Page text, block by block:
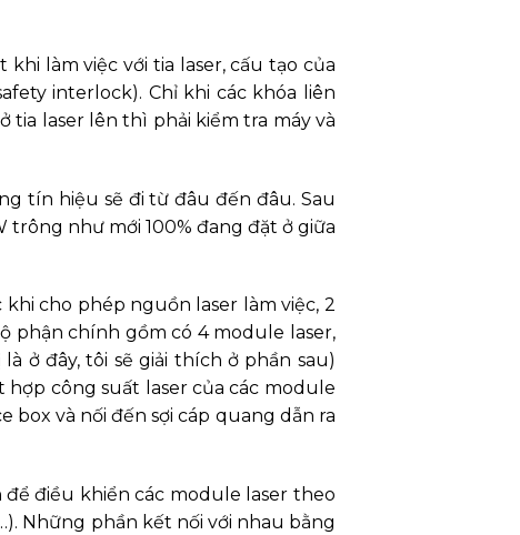
làm việc với tia laser, cấu tạo của
interlock). Chỉ khi các khóa liên
laser lên thì phải kiểm tra máy và
tín hiệu sẽ đi từ đâu đến đâu. Sau
như mới 100% đang đặt ở giữa
cho phép nguồn laser làm việc, 2
phận chính gồm có 4 module laser,
ở đây, tôi sẽ giải thích ở phần sau)
hợp công suất laser của các module
box và nối đến sợi cáp quang dẫn ra
điều khiển các module laser theo
Những phần kết nối với nhau bằng